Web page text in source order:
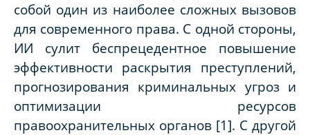
собой один из наиболее сложных вызовов
для современного права. С одной стороны,
ИИ сулит беспрецедентное повышение
эффективности раскрытия преступлений,
прогнозирования криминальных угроз и
оптимизации ресурсов
правоохранительных органов [1]. С другой